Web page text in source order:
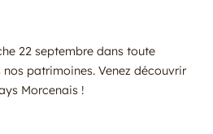
22 septembre dans toute
nos patrimoines. Venez découvrir
Morcenais !